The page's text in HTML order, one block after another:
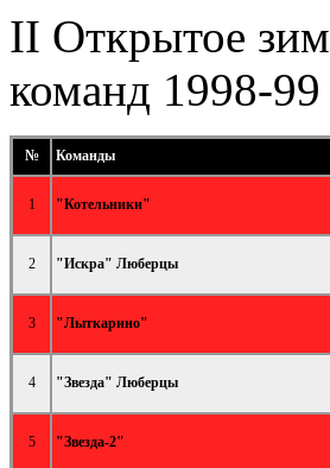
II Открытое
команд 1998-
№ Команды
1 "Котельники"
2 "Искра" Люберцы
3 "Лыткарино"
4 "Звезда" Люберцы
5 "Звезда-2"